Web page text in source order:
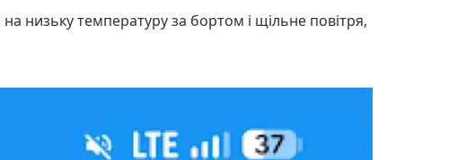
низьку температуру за бортом і щільне повітря,